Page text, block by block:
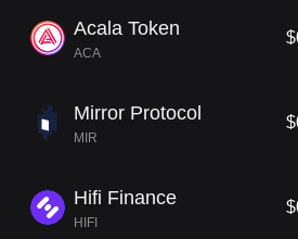
Acala Token
ACA
Mirror Protocol
MIR
Hifi Finance
HIFI